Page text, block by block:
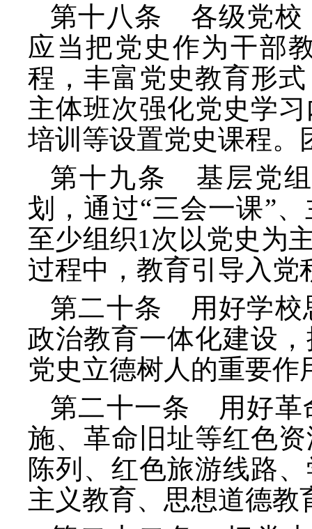
第十八条 各级党校
应当把党史作为干部
程，丰富党史教育形
主体班次强化党史学
培训等设置党史课程。
第十九条 基层党组
划，通过“三会一课”
至少组织1次以党史为
过程中，教育引导入党
第二十条 用好学校
政治教育一体化建设
党史立德树人的重要作
第二十一条 用好革
施、革命旧址等红色
陈列、红色旅游线路
主义教育、思想道德教